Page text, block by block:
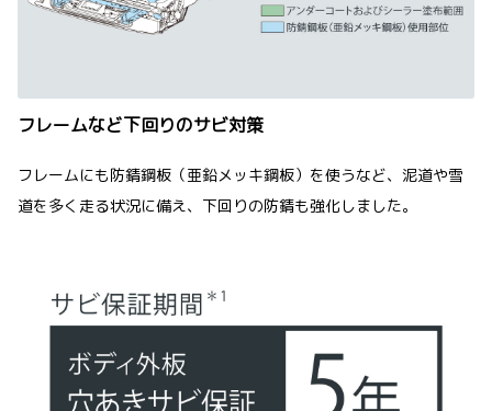
フレームなど下回りのサビ対策
フレームにも防錆鋼板（亜鉛メッキ鋼板）を使うなど、泥道や雪
道を多く走る状況に備え、下回りの防錆も強化しました。